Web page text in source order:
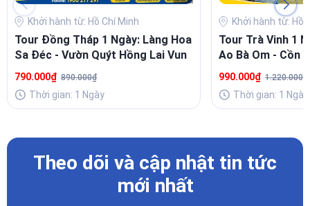
Khởi hành từ: Hồ Chí Minh
Tour Đồng Tháp 1 Ngày: Làng Hoa
Sa Đéc - Vườn Quýt Hồng Lai Vun
790.000₫ 890.000₫
Thời gian: 1 Ngày
Khởi hành từ: Hồ
Tour Trà Vinh 1
Ao Bà Om - Cồn
Ông
990.000₫ 1.220.000₫
Thời gian: 1 Ngày
Theo dõi và cập nhật tin tức
mới nhất